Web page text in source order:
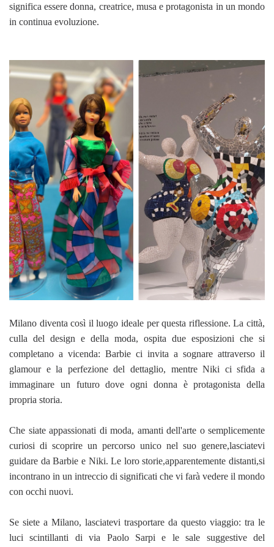
significa essere donna, creatrice, musa e protagonista in un mondo
in continua evoluzione.
Milano diventa così il luogo ideale per questa riflessione. La città,
culla del design e della moda, ospita due esposizioni che si
completano a vicenda: Barbie ci invita a sognare attraverso il
glamour e la perfezione del dettaglio, mentre Niki ci sfida a
immaginare un futuro dove ogni donna è protagonista della
propria storia.
Che siate appassionati di moda, amanti dell'arte o semplicemente
curiosi di scoprire un percorso unico nel suo genere,lasciatevi
guidare da Barbie e Niki. Le loro storie,apparentemente distanti,si
incontrano in un intreccio di significati che vi farà vedere il mondo
con occhi nuovi.
Se siete a Milano, lasciatevi trasportare da questo viaggio: tra le
luci scintillanti di via Paolo Sarpi e le sale suggestive del